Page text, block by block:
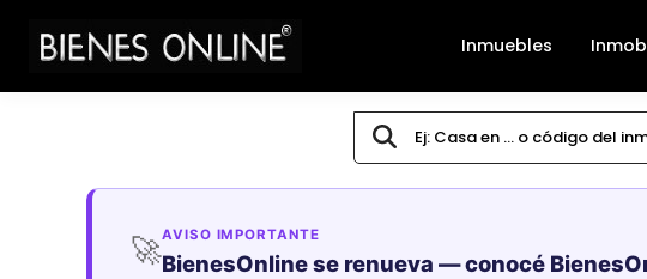
Inmuebles
🚀AVISO IMPORTANTE
BienesOnline se renueva — conocé